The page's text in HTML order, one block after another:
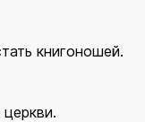
книгоношей.